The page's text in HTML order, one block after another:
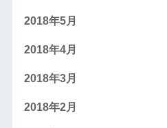
2018年5月
2018年4月
2018年3月
2018年2月